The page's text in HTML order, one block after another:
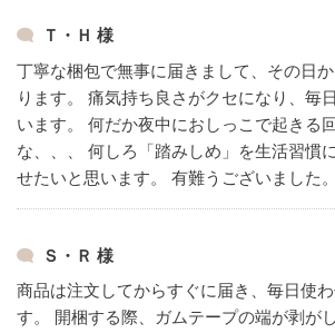
Ｔ・Ｈ 様
丁寧な梱包で無事に届きまして、その日
ります。
痛気持ち良さがクセになり、毎
います。
何だか夜中におしっこで起きる
な、、、
何しろ「踏みしめ」を生活習慣
せたいと思います。
有難うございました。
Ｓ・Ｒ 様
商品は注文してからすぐに届き、毎日使
す。
開梱する際、ガムテープの端が剥が